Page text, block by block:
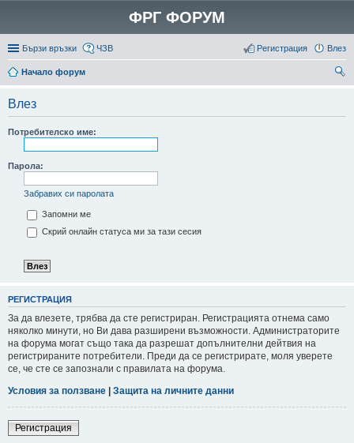
ФРГ ФОРУМ
Бързи връзки ЧЗВ Влез
Регистрация
Начало форум
Влез
Потребителско име:
Парола:
Забравих си паролата
Запомни ме
Скрий онлайн статуса ми за тази сесия
РЕГИСТРАЦИЯ
За да влезете, трябва да сте регистриран. Регистрацията отнема само
няколко минути, но Ви дава разширени възможности. Администраторите
на форума могат също така да разрешат допълнителни дейтвия на
регистрираните потребители. Преди да се регистрирате, моля уверете
се, че сте се запознали с правилата на форума.
Условия за ползване | Защита на личните данни
Регистрация